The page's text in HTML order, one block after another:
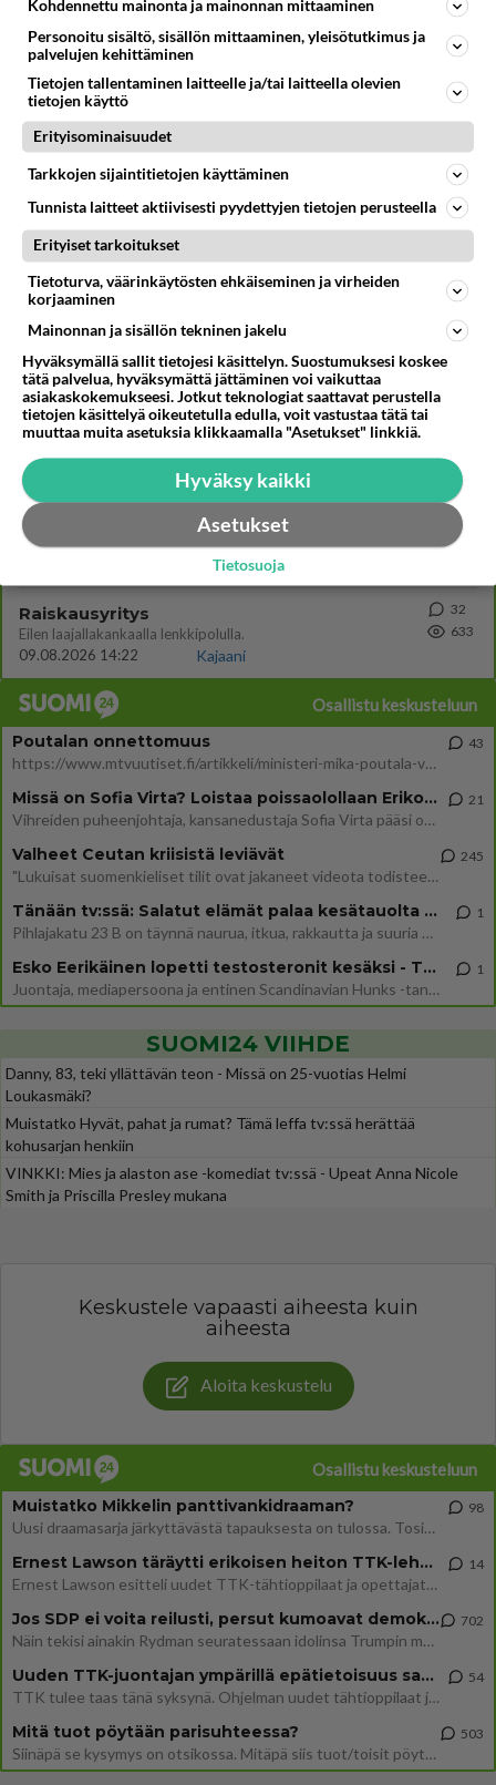
Poliisi kiilasi mopoilijan
08.08.2026 19:55
1220
Aina vaan mietin sua
Miksen saa sinua mielestäni pois
08.08.2026 17:08
Ikävä
58
883
Käviskö tällainen suhde
09.08.2026 17:40
Ikävä
Vetovoima
Onko välillänne suuri vetovoima ja miten se ilmenee? Onko siitä haittaa?
08.08.2026 14:24
Ikävä
35
Nainen. Onko meissä
07.08.2026 21:51
Ikävä
Onko täällä ketään
Joka kaipaa M alkuista? Millä kirjaimella nimesi alkaa?
Ikävä
46
674
Raiskausyritys
Eilen laajallakankaalla lenkkipolulla.
09.08.2026 14:22
Kajaani
32
633
Osallistu keskusteluun
Poutalan onnettomuus
https://www.mtvuutiset.fi/artikkeli/ministeri-mika-poutala-vakavassa-onnettomuudessa/9375980 Kumma kun jutussa ei manit
43
Missä on Sofia Virta? Loistaa poissaolollaan Erikoisjoukot uudelta kaudelta
Vihreiden puheenjohtaja, kansanedustaja Sofia Virta pääsi otsikoihin, kun tieto hänen osallistumisestaan Erikoisjoukot-k
21
Valheet Ceutan kriisistä leviävät
"Lukuisat suomenkieliset tilit ovat jakaneet videota todisteena siitä, että siirtolaisjoukot aiheuttavat edelleen Ceutas
245
Tänään tv:ssä: Salatut elämät palaa kesätauolta - Tässä hieman juonipaljastuksia
Pihlajakatu 23 B on täynnä naurua, itkua, rakkautta ja suuria salaisuuksia. Suomalaisten yksi pitkäikäisimmistä draamas
1
Esko Eerikäinen lopetti testosteronit kesäksi - Tämä ikävä vaikutus iski heti
Juontaja, mediapersoona ja entinen Scandinavian Hunks -tanssija Esko Eerikäinen on tunnettu avoimuudestaan. Nyt Eerikäi
1
SUOMI24 VIIHDE
Danny, 83, teki yllättävän teon - Missä on 25-vuotias Helmi
Loukasmäki?
Muistatko Hyvät, pahat ja rumat? Tämä leffa tv:ssä herättää
kohusarjan henkiin
VINKKI: Mies ja alaston ase -komediat tv:ssä - Upeat Anna Nicole
Smith ja Priscilla Presley mukana
Keskustele vapaasti aiheesta kuin
aiheesta
Aloita keskustelu
Osallistu keskusteluun
Muistatko Mikkelin panttivankidraaman?
Uusi draamasarja järkyttävästä tapauksesta on tulossa. Tositapahtumiin perustuva sarja ammentaa vuoden 1986 Mikkelin pan
98
Ernest Lawson täräytti erikoisen heiton TTK-lehdistötilaisuudessa: " Onko tässä tarkoituksena...?"
Ernest Lawson esitteli uudet TTK-tähtioppilaat ja opettajat torstaina 6.8. lehdistölle. Tulevalla kaudella on yksi hausk
14
Jos SDP ei voita reilusti, persut kumoavat demokratian Suomesta
Näin tekisi ainakin Rydman seuratessaan idolinsa Trumpin mallia https://www.is.fi/politiikka/art-2000012187244.html
702
Uuden TTK-juontajan ympärillä epätietoisuus sakenee - Nyt MTV hämmentää soppaa
TTK tulee taas tänä syksynä. Ohjelman uudet tähtioppilaat julkistetaan torstaina 6. elokuuta klo 14 alkavassa lehdistö
54
Mitä tuot pöytään parisuhteessa?
Siinäpä se kysymys on otsikossa. Mitäpä siis tuot/toisit pöytään parisuhteessa? Oletko mies vai nainen? Koetko sen mitä
503
Kohdennettu mainonta ja mainonnan mittaaminen
Personoitu sisältö, sisällön mittaaminen, yleisötutkimus ja
palvelujen kehittäminen
Tietojen tallentaminen laitteelle ja/tai laitteella olevien
tietojen käyttö
Erityisominaisuudet
Tarkkojen sijaintitietojen käyttäminen
Tunnista laitteet aktiivisesti pyydettyjen tietojen perusteella
Erityiset tarkoitukset
Tietoturva, väärinkäytösten ehkäiseminen ja virheiden
korjaaminen
Mainonnan ja sisällön tekninen jakelu
Hyväksymällä sallit tietojesi käsittelyn. Suostumuksesi koskee
tätä palvelua, hyväksymättä jättäminen voi vaikuttaa
asiakaskokemukseesi. Jotkut teknologiat saattavat perustella
tietojen käsittelyä oikeutetulla edulla, voit vastustaa tätä tai
muuttaa muita asetuksia klikkaamalla "Asetukset" linkkiä.
Hyväksy kaikki
Asetukset
Tietosuoja